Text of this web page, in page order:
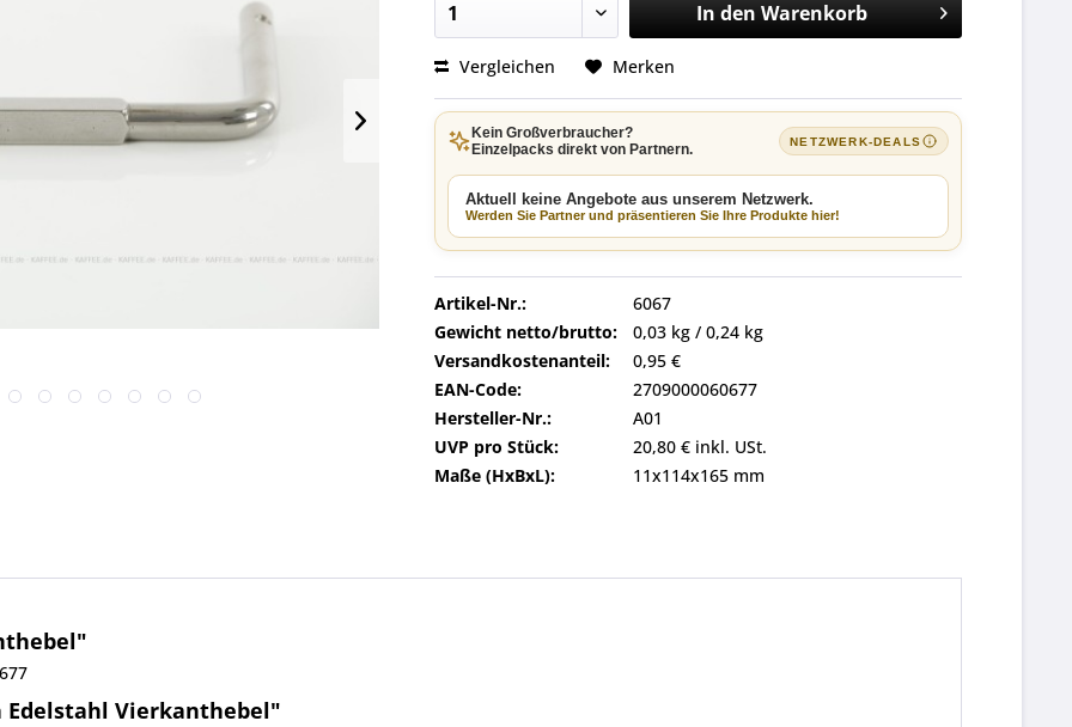
In den Warenkorb
Vergleichen Merken
Kein Großverbraucher?
Einzelpacks direkt von Partnern.
NETZWERK-DEALS
Aktuell keine Angebote aus unserem Netzwerk.
Werden Sie Partner und präsentieren Sie Ihre Produkte hier!
Artikel-Nr.:
6067
Gewicht netto/brutto:
0,03 kg / 0,24 kg
Versandkostenanteil:
0,95 €
EAN-Code:
2709000060677
Hersteller-Nr.:
A01
UVP pro Stück:
20,80 € inkl. USt.
Maße (HxBxL):
11x114x165 mm
Edelstahl Vierkanthebel"